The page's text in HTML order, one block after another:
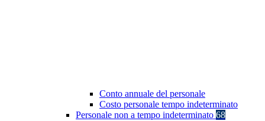
Conto annuale del personale
Costo personale tempo indeterminato
Personale non a tempo indeterminato 68